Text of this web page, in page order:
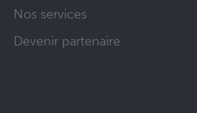
Nos services
Devenir partenaire